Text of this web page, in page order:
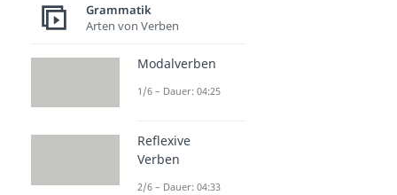
Grammatik
Arten von Verben
Modalverben
1/6 – Dauer: 04:25
Reflexive
Verben
2/6 – Dauer: 04:33